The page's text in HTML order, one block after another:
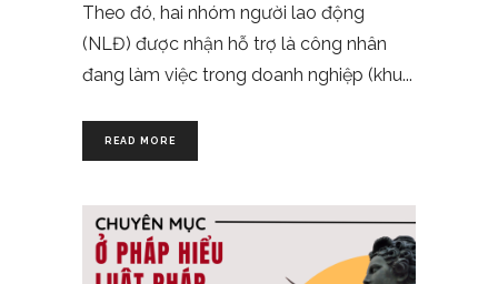
Theo đó, hai nhóm người lao động
(NLĐ) được nhận hỗ trợ là công nhân
đang làm việc trong doanh nghiệp (khu
READ MORE